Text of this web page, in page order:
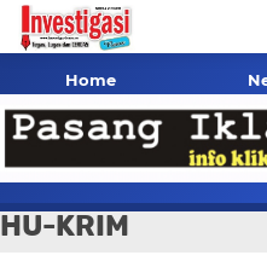
Home
HU-KRIM